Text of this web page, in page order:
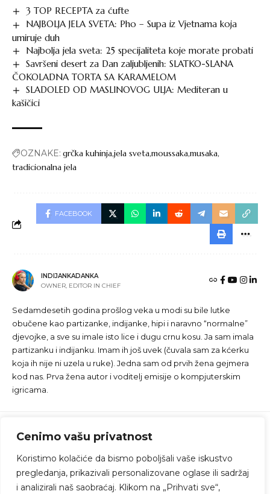
Cenimo vašu privatnost
Koristimo kolačiće da bismo poboljšali vaše iskustvo
pregledanja, prikazivali personalizovane oglase ili sadržaj
i analizirali naš saobraćaj. Klikom na „Prihvati sve“,
3 TOP RECEPTA za ćufte
NAJBOLJA JELA SVETA: Pho – Supa iz Vjetnama koja
umiruje duh
Najbolja jela sveta: 25 specijaliteta koje morate probati
Savršeni desert za Dan zaljubljenih: SLATKO-SLANA
ČOKOLADNA TORTA SA KARAMELOM
SLADOLED OD MASLINOVOG ULJA: Mediteran u
kašičici
OZNAKE: grčka kuhinjajela svetamoussakamusaka
tradicionalna jela
FACEBOOK
INDIJANKADANKA
OWNER, EDITOR IN CHIEF
Sedamdesetih godina prošlog veka u modi su bile lutke
obučene kao partizanke, indijanke, hipi i naravno “normalne”
djevojke, a sve su imale isto lice i dugu crnu kosu. Ja sam imala
partizanku i indijanku. Imam ih još uvek (čuvala sam za kćerku
koja ih nije ni uzela u ruke). Jedna sam od prvih žena gejmera
kod nas. Prva žena autor i voditelj emisije o kompjuterskim
igricama.